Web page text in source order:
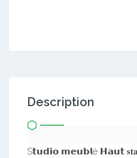
Description
S𝘁𝘂𝗱𝗶𝗼 𝗺𝗲𝘂𝗯𝗹é 𝗛𝗮𝘂𝘁